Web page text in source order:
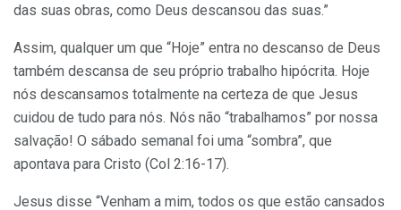
das suas obras, como Deus descansou das suas.”
Assim, qualquer um que “Hoje” entra no descanso de Deus
também descansa de seu próprio trabalho hipócrita. Hoje
nós descansamos totalmente na certeza de que Jesus
cuidou de tudo para nós. Nós não “trabalhamos” por nossa
salvação! O sábado semanal foi uma “sombra”, que
apontava para Cristo (Col 2:16-17).
Jesus disse “Venham a mim, todos os que estão cansados